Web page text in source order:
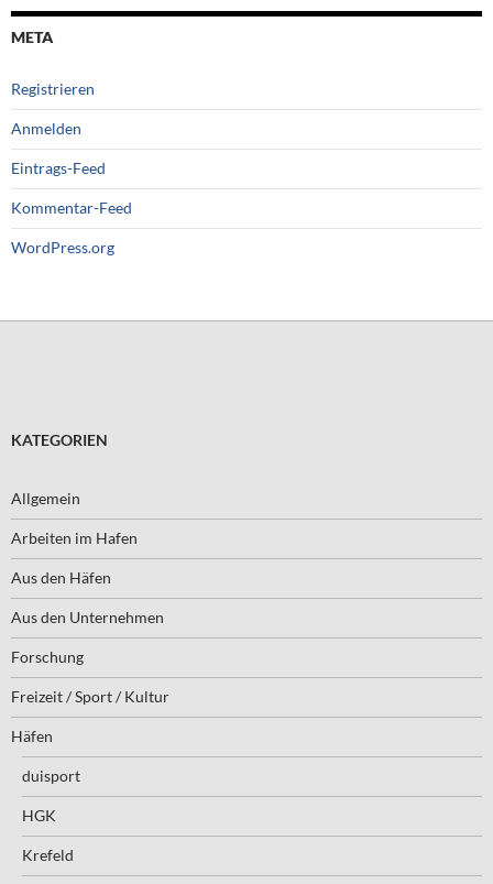
META
Registrieren
Anmelden
Eintrags-Feed
Kommentar-Feed
WordPress.org
KATEGORIEN
Allgemein
Arbeiten im Hafen
Aus den Häfen
Aus den Unternehmen
Forschung
Freizeit / Sport / Kultur
Häfen
duisport
HGK
Krefeld